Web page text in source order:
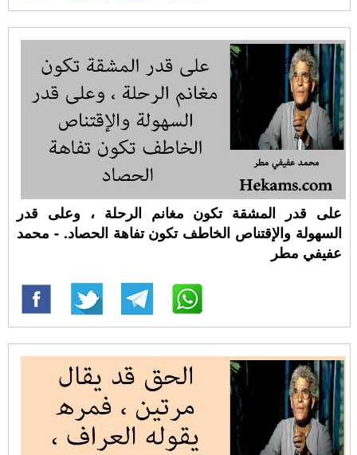
على قدر المشقة تكون مغانم الرحلة ، وعلى قدر
السهولة والإقتناص الخاطف تكون تفاهة الحصاد. - محمد
عفيفي مطر